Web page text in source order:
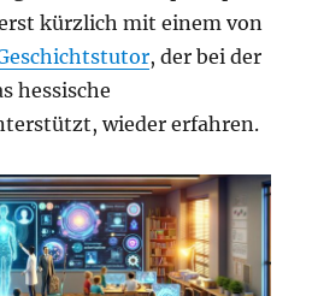
kürzlich mit einem von
, der bei der
hessische
wieder erfahren.